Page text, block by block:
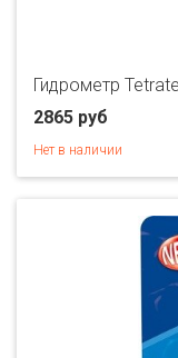
Гидрометр
2865 руб
Нет в наличии